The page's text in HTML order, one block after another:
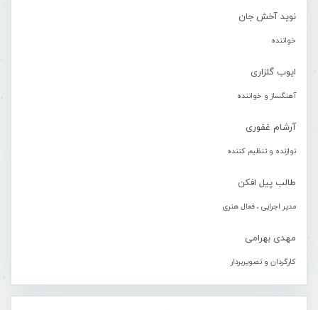
نوید آخش جان
خواننده
ایوب گلزاری
آهنگساز و خواننده
آرشام غفوری
نوازنده و تنظیم کننده
طالب پیل افکن
مدیر اجرایی ، فعال هنری
مهدی بهرامی
کارگردان و تصویربردار